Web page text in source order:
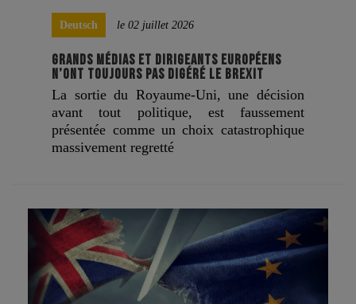
Deutsch le 02 juillet 2026
GRANDS MÉDIAS ET DIRIGEANTS EUROPÉENS
N’ONT TOUJOURS PAS DIGÉRÉ LE BREXIT
La sortie du Royaume-Uni, une décision
avant tout politique, est faussement
présentée comme un choix catastrophique
massivement regretté